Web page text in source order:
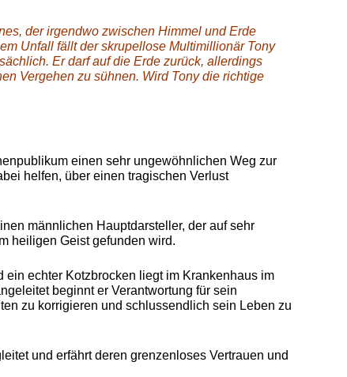
der irgendwo zwischen Himmel und Erde
Unfall fällt der skrupellose Multimillionär Tony
Er darf auf die Erde zurück, allerdings
Vergehen zu sühnen. Wird Tony die richtige
einen sehr ungewöhnlichen Weg zur
helfen, über einen tragischen Verlust
männlichen Hauptdarsteller, der auf sehr
heiligen Geist gefunden wird.
echter Kotzbrocken liegt im Krankenhaus im
beginnt er Verantwortung für sein
zu korrigieren und schlussendlich sein Leben zu
und erfährt deren grenzenloses Vertrauen und